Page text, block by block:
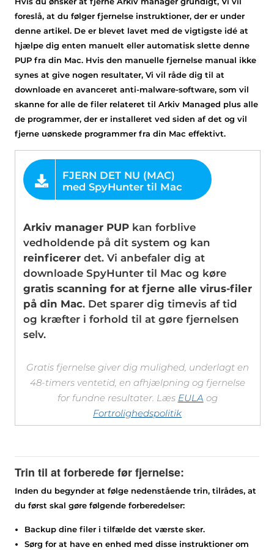
foreslå, at du følger fjernelse instruktioner, der er under
denne artikel. De er blevet lavet med de vigtigste idé at
hjælpe dig enten manuelt eller automatisk slette denne
PUP fra din Mac. Hvis den manuelle fjernelse manual ikke
synes at give nogen resultater, Vi vil råde dig til at
downloade en avanceret anti-malware-software, som vil
skanne for alle de filer relateret til Arkiv Managed plus alle
de programmer, der er installeret ved siden af ​​det og vil
fjerne uønskede programmer fra din Mac effektivt.
Arkiv manager PUPkan forblive
vedholdende på dit system og kan
reinficererdet. Vi anbefaler dig at
downloade SpyHunter til Mac og køre
gratis scanning for at fjerne alle virus-filer
på din Mac. Det sparer dig timevis af tid
og kræfter i forhold til at gøre fjernelsen
selv.
Gratis fjernelse giver dig mulighed, underlagt en
48-timers ventetid, en afhjælpning og fjernelse
for fundne resultater. Læs EULA og
Fortrolighedspolitik
Trin til at forberede før fjernelse:
Inden du begynder at følge nedenstående trin, tilrådes, at
du først skal gøre følgende forberedelser:
Backup dine filer i tilfælde det værste sker.
Sørg for at have en enhed med disse instruktioner om